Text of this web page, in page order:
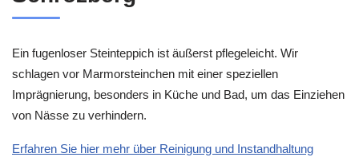
Ein fugenloser Steinteppich ist äußerst pflegeleicht. Wir
schlagen vor Marmorsteinchen mit einer speziellen
Imprägnierung, besonders in Küche und Bad, um das Einziehen
von Nässe zu verhindern.
Erfahren Sie hier mehr über Reinigung und Instandhaltung